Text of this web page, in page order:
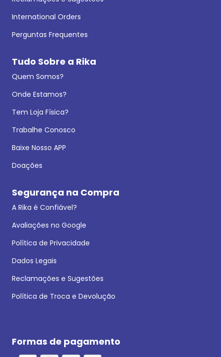
International Orders
Perguntas Frequentes
Tudo Sobre a Rika
Quem Somos?
Onde Estamos?
Tem Loja Física?
Trabalhe Conosco
Baixe Nosso APP
Doações
Segurança na Compra
A Rika é Confiável?
Avaliações no Google
Política de Privacidade
Dados Legais
Reclamações e Sugestões
Política de Troca e Devolução
Formas de pagamento